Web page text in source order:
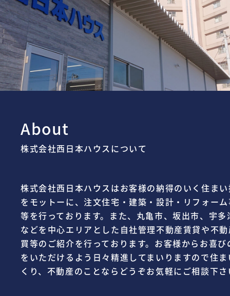
About
株式会社西日本ハウスについて
株式会社西日本ハウスはお客様の納得のいく住ま
をモットーに、注文住宅・建築・設計・リフォー
等を行っております。また、丸亀市、坂出市、宇多
などを中心エリアとした自社管理不動産賃貸や不
買等のご紹介を行っております。お客様からお喜び
をいただけるよう日々精進してまいりますので住
くり、不動産のことならどうぞお気軽にご相談下